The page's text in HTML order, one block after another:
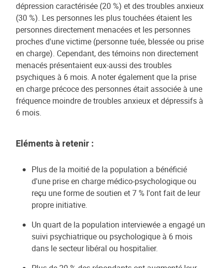
dépression caractérisée (20 %) et des troubles anxieux
(30 %). Les personnes les plus touchées étaient les
personnes directement menacées et les personnes
proches d'une victime (personne tuée, blessée ou prise
en charge). Cependant, des témoins non directement
menacés présentaient eux-aussi des troubles
psychiques à 6 mois. A noter également que la prise
en charge précoce des personnes était associée à une
fréquence moindre de troubles anxieux et dépressifs à
6 mois.
Eléments à retenir :
Plus de la moitié de la population a bénéficié
d'une prise en charge médico-psychologique ou
reçu une forme de soutien et 7 % l'ont fait de leur
propre initiative.
Un quart de la population interviewée a engagé un
suivi psychiatrique ou psychologique à 6 mois
dans le secteur libéral ou hospitalier.